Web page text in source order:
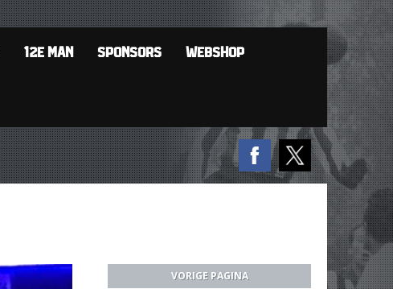
12E MAN SPONSORS WEBSHOP
VORIGE PAGINA